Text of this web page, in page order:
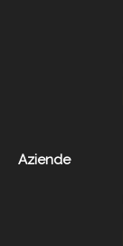
Aziende